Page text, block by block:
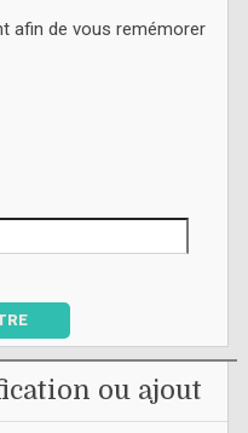
afin de vous remémorer
ou ajout